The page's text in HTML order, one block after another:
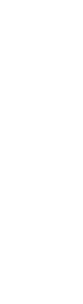
aos favoritos